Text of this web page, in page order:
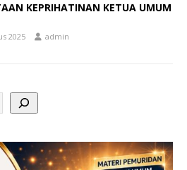
KEPRIHATINAN KETUA UMUM
2025 admin